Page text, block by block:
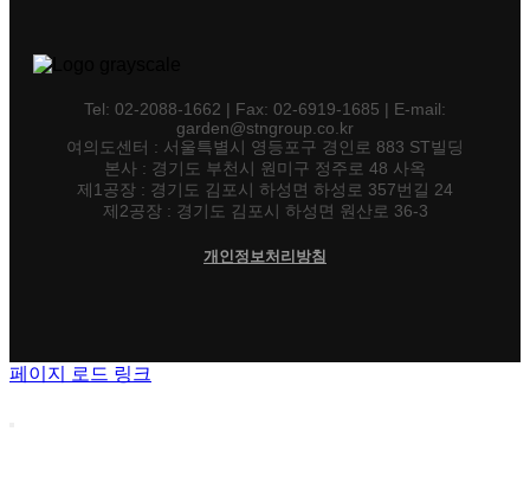
Tel: 02-2088-1662 | Fax: 02-6919-1685 | E-mail:
garden@stngroup.co.kr
여의도센터 : 서울특별시 영등포구 경인로 883 ST빌딩
본사 : 경기도 부천시 원미구 정주로 48 사옥
제1공장 : 경기도 김포시 하성면 하성로 357번길 24
제2공장 : 경기도 김포시 하성면 원산로 36-3
개인정보처리방침
페이지 로드 링크